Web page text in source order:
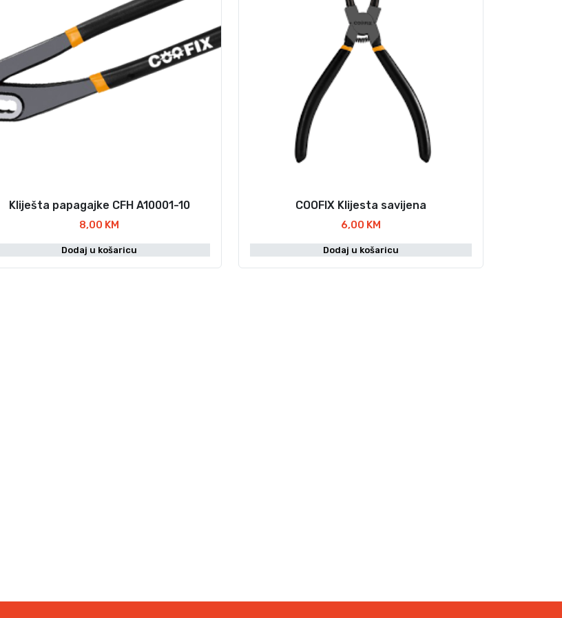
Kliješta papagajke CFH A10001-10
8,00 KM
Dodaj u košaricu
COOFIX Klijesta savijena
6,00 KM
Dodaj u košaricu